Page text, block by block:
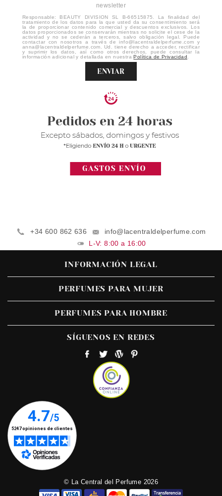
newsletter
Responsable: BEAUTY DIVISION SL B-66515875. La finalidad del
tratamiento de los datos para la que usted da su consentimiento será
la de proporcionar contenido comercial y descuentos exclusivos. Los
datos proporcionados se conservarán mientras no solicite el cese de la
actividad y no se cederán a terceros, salvo obligación legal. Puede
contactar con nosotros a través de info@lacentraldelperfume.com y
anna@lacentraldelperfume.com. Ud. tiene derecho a acceder, rectificar
y suprimir los datos, así como otros derechos, puede consultar la
información adicional y detallada en nuestraPolítica de Privacidad
ENVIAR
+34 600 862 636
info@lacentraldelperfume.com
L-V: 8:00 a 16:00
INFORMACIÓN LEGAL
PERFUMES PARA MUJER
PERFUMES PARA HOMBRE
SÍGUENOS EN REDES
© La Central del Perfume 2026